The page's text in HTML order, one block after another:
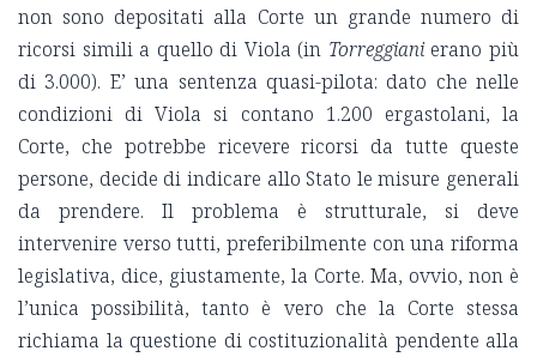
non sono depositati alla Corte un grande numero di
ricorsi simili a quello di Viola (in Torreggianierano più
di 3.000). E’ una sentenza quasi-pilota: dato che nelle
condizioni di Viola si contano 1.200 ergastolani, la
Corte, che potrebbe ricevere ricorsi da tutte queste
persone, decide di indicare allo Stato le misure generali
da prendere. Il problema è strutturale, si deve
intervenire verso tutti, preferibilmente con una riforma
legislativa, dice, giustamente, la Corte. Ma, ovvio, non è
l’unica possibilità, tanto è vero che la Corte stessa
richiama la questione di costituzionalità pendente alla